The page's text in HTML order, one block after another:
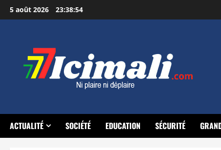
Aller
au
5 août 2026 23:38:55
ACTUALITÉ SOCIÉTÉ EDUCATION SÉCURITÉ